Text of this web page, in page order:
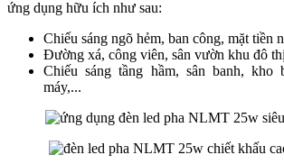
ứng dụng hữu ích như sau:
Chiếu sáng ngõ hẻm, ban công, mặt tiền
Đường xá, công viên, sân vườn khu đô
Chiếu sáng tầng hầm, sân banh, kho
máy,...